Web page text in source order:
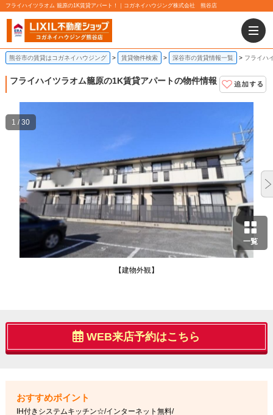
フライハイツラオム 籠原の1K賃貸アパート！｜コガネイハウジング株式会社 熊谷店
熊谷市の賃貸はコガネイハウジング 賃貸物件検索 深谷市の賃貸情報一覧 フライハ
フライハイツラオム籠原の1K賃貸アパートの物件情報
一覧
【建物外観】
1 / 30
WEB来店予約はこちら
IH付きシステムキッチン☆/インターネット無料/